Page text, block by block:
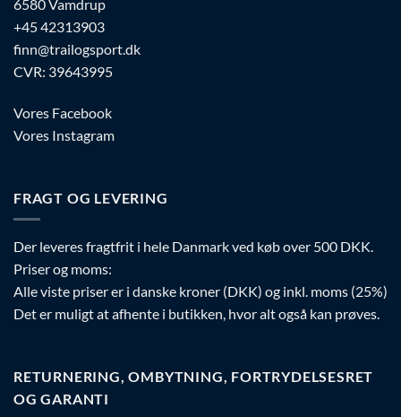
varesiden
6580 Vamdrup
+45 42313903
finn@trailogsport.dk
CVR: 39643995
Vores Facebook
Vores Instagram
FRAGT OG LEVERING
Der leveres fragtfrit i hele Danmark ved køb over 500 DKK.
Priser og moms:
Alle viste priser er i danske kroner (DKK) og inkl. moms (25%)
Det er muligt at afhente i butikken, hvor alt også kan prøves.
RETURNERING, OMBYTNING, FORTRYDELSESRET
OG GARANTI